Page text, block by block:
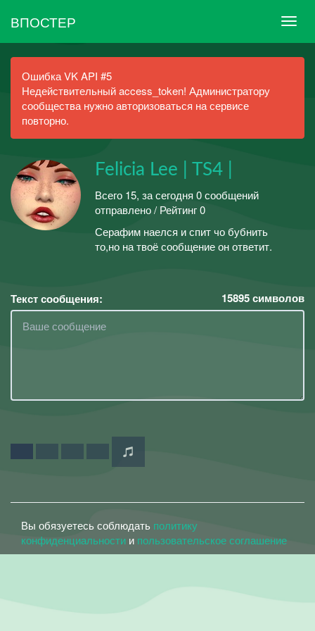
ВПОСТЕР
Ошибка VK API #5
Недействительный access_token! Администратору
сообщества нужно авторизоваться на сервисе
повторно.
Felicia Lee | TS4 |
Всего 15, за сегодня 0 сообщений
отправлено / Рейтинг 0
Серафим наелся и спит чо бубнить
то,но на твоё сообщение он ответит.
Текст сообщения: 15895символов
Вы обязуетесь соблюдать политику
конфиденциальности и пользовательское соглашение